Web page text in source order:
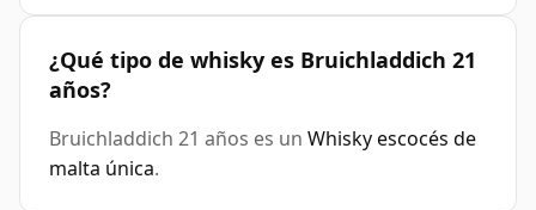
¿Qué tipo de whisky es Bruichladdich 21
años?
Bruichladdich 21 años es un Whisky escocés de
malta única.